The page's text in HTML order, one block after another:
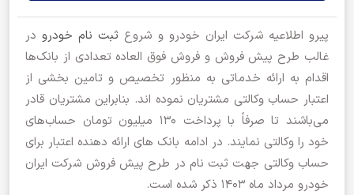
پیرو اطلاعیه شرکت ایران خودرو و شروع ثبت نام خودرو در
غالب طرح پیش فروش و فروش فوق العاده تعدادی از بانک‌ها
اقدام به ارائه خدماتی به منظور تخصیص و تامین بخشی از
اعتبار حساب وکالتی مشتریان نموده اند. بنابراین مشتریان قادر
می‌باشند تا صرفاً با پرداخت ۱۳۰ میلیون تومان حساب‌های
خود را وکالتی نمایند. در ادامه بانک های ارائه دهنده اعتبار برای
حساب وکالتی جهت ثبت نام در طرح پیش فروش شرکت ایران
خودرو مرداد ماه 1403 ذکر شده است.